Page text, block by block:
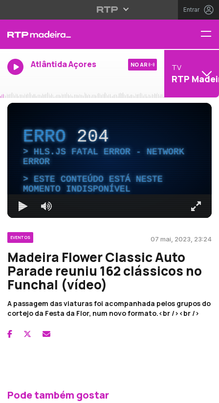
Entrar
Atlântida Açores NO AR TV
RTP
ERRO204
HLS.JS FATAL ERROR - NETWORK
ERROR
ESTE CONTEÚDO ESTÁ NESTE
MOMENTO INDISPONÍVEL
EVENTOS 07 mai, 2023, 23:24
Madeira Flower Classic Auto
Parade reuniu 162 clássicos no
Funchal (vídeo)
A passagem das viaturas foi acompanhada pelos grupos do
cortejo da Festa da Flor, num novo formato.<br /><br />
Pode também gostar